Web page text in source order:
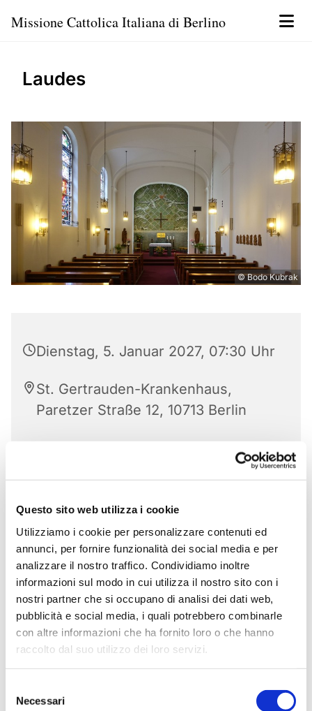
Questo sito web utilizza i cookie
Utilizziamo i cookie per personalizzare contenuti ed
annunci, per fornire funzionalità dei social media e per
analizzare il nostro traffico. Condividiamo inoltre
informazioni sul modo in cui utilizza il nostro sito con i
nostri partner che si occupano di analisi dei dati web,
pubblicità e social media, i quali potrebbero combinarle
con altre informazioni che ha fornito loro o che hanno
raccolto dal suo utilizzo dei loro servizi.
delNecessari
Missione Cattolica Italiana di Berlino
Laudes
© Bodo Kubrak
Dienstag, 5. Januar 2027, 07:30 Uhr
St. Gertrauden-Krankenhaus,
Paretzer Straße 12, 10713 Berlin